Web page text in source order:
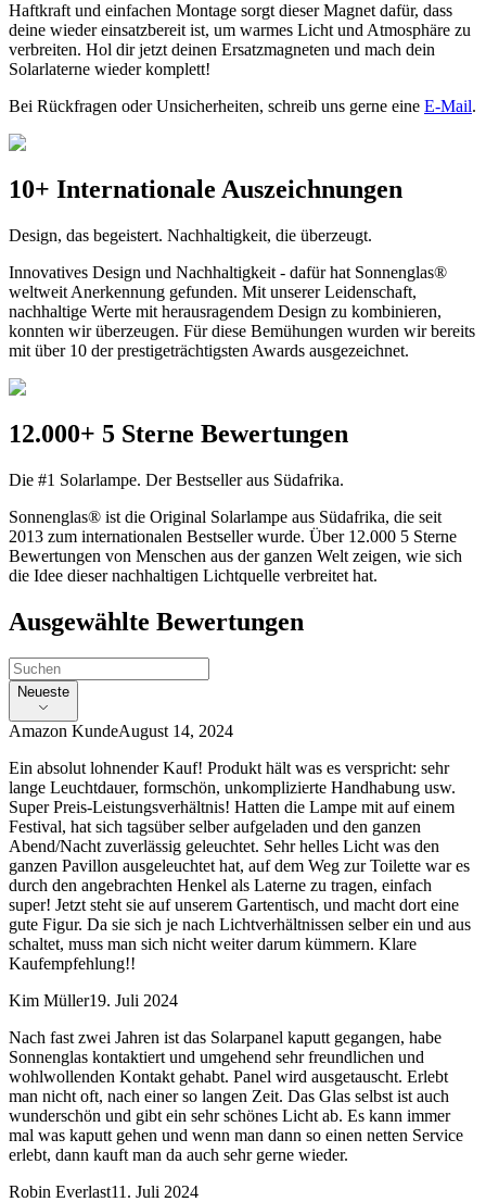
Haftkraft und einfachen Montage sorgt dieser Magnet dafür, dass
deine wieder einsatzbereit ist, um warmes Licht und Atmosphäre zu
verbreiten. Hol dir jetzt deinen Ersatzmagneten und mach dein
Solarlaterne wieder komplett!
Bei Rückfragen oder Unsicherheiten, schreib uns gerne eine E-Mail.
10+ Internationale Auszeichnungen
Design, das begeistert. Nachhaltigkeit, die überzeugt.
Innovatives Design und Nachhaltigkeit - dafür hat Sonnenglas®
weltweit Anerkennung gefunden. Mit unserer Leidenschaft,
nachhaltige Werte mit herausragendem Design zu kombinieren,
konnten wir überzeugen. Für diese Bemühungen wurden wir bereits
mit über 10 der prestigeträchtigsten Awards ausgezeichnet.
12.000+ 5 Sterne Bewertungen
Die #1 Solarlampe. Der Bestseller aus Südafrika.
Sonnenglas® ist die Original Solarlampe aus Südafrika, die seit
2013 zum internationalen Bestseller wurde. Über 12.000 5 Sterne
Bewertungen von Menschen aus der ganzen Welt zeigen, wie sich
die Idee dieser nachhaltigen Lichtquelle verbreitet hat.
Ausgewählte Bewertungen
Neueste
Amazon KundeAugust 14, 2024
Ein absolut lohnender Kauf! Produkt hält was es verspricht: sehr
lange Leuchtdauer, formschön, unkomplizierte Handhabung usw.
Super Preis-Leistungsverhältnis! Hatten die Lampe mit auf einem
Festival, hat sich tagsüber selber aufgeladen und den ganzen
Abend/Nacht zuverlässig geleuchtet. Sehr helles Licht was den
ganzen Pavillon ausgeleuchtet hat, auf dem Weg zur Toilette war es
durch den angebrachten Henkel als Laterne zu tragen, einfach
super! Jetzt steht sie auf unserem Gartentisch, und macht dort eine
gute Figur. Da sie sich je nach Lichtverhältnissen selber ein und aus
schaltet, muss man sich nicht weiter darum kümmern. Klare
Kaufempfehlung!!
Kim Müller19. Juli 2024
Nach fast zwei Jahren ist das Solarpanel kaputt gegangen, habe
Sonnenglas kontaktiert und umgehend sehr freundlichen und
wohlwollenden Kontakt gehabt. Panel wird ausgetauscht. Erlebt
man nicht oft, nach einer so langen Zeit. Das Glas selbst ist auch
wunderschön und gibt ein sehr schönes Licht ab. Es kann immer
mal was kaputt gehen und wenn man dann so einen netten Service
erlebt, dann kauft man da auch sehr gerne wieder.
Robin Everlast11. Juli 2024